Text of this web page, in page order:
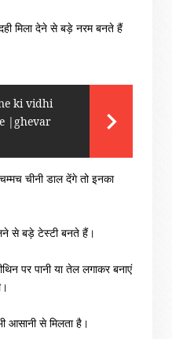
मिला देने से बड़े नरम बनते हैं
ki vidhi
|ghevar
चीनी डाल देंगे तो इनका
से बड़े टेस्टी बनते हैं।
पर पानी या तेल लगाकर बनाएं
आसानी से मिलता है ।